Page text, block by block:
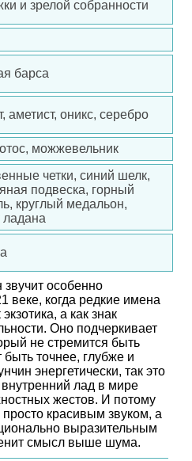
и зрелой собранности
барса
аметист, оникс, серебро
можжевельник
четки, синий шелк,
подвеска, горный
круглый медальон,
особенно
веке, когда редкие имена
а как знак
Оно подчеркивает
не стремится быть
быть точнее, глубже и
энергетически, так это
лад в мире
жестов. И потому
красивым звуком, а
выразительным
смысл выше шума.